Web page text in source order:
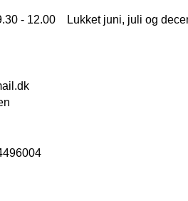
- 12.00 Lukket juni, juli og